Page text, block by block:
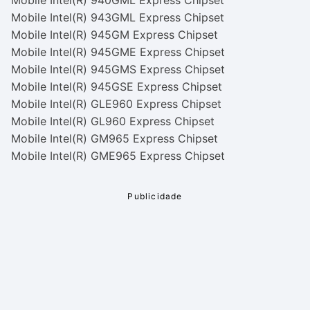
Mobile Intel(R) 943GML Express Chipset
Mobile Intel(R) 945GM Express Chipset
Mobile Intel(R) 945GME Express Chipset
Mobile Intel(R) 945GMS Express Chipset
Mobile Intel(R) 945GSE Express Chipset
Mobile Intel(R) GLE960 Express Chipset
Mobile Intel(R) GL960 Express Chipset
Mobile Intel(R) GM965 Express Chipset
Mobile Intel(R) GME965 Express Chipset